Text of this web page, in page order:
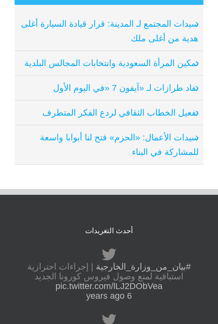
سيدات المجتمع لـ المدينة: قرار قيادة السيارة أغلى
هدية من أغلى ملك
تمكين المرأة السعودية وانتخابات المجالس البلدية
نفاد طرازات لـ «آيفون 7 «في اليوم الأول
تفعيل الخطاب الثقافي لردع الفكر المتطرف
سيدات الأعمال: «الحزم» فتح لنا أبوابا واسعة
للمشاركة في البناء
أحدث التغريدات
#بيان_من_وزارة_الخارجية | إجراءات احترازية
استباقية لمنع وصول فيروس كورونا الجديد
pic.twitter.com/lLJ2DObVea
6 years ago